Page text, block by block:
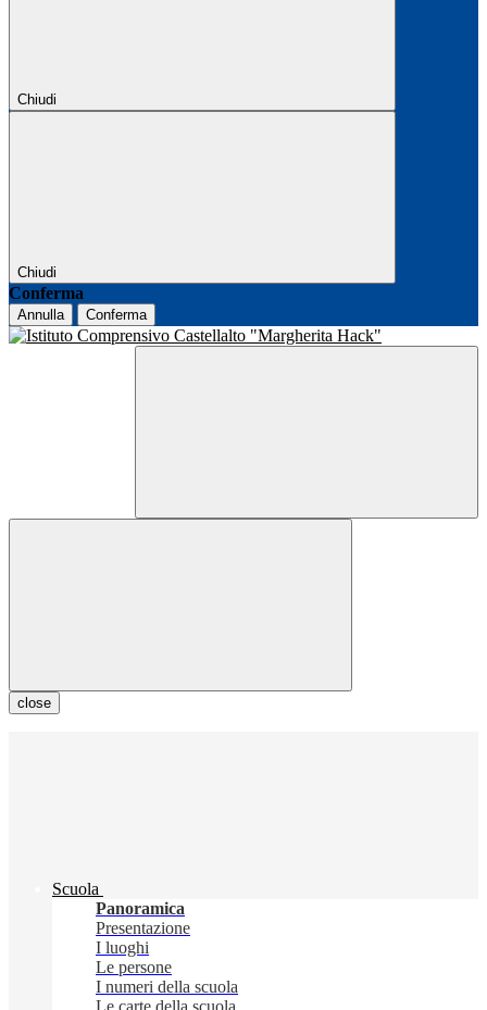
Chiudi
Chiudi
Conferma
Annulla Conferma
close
Scuola
Panoramica
Presentazione
I luoghi
Le persone
I numeri della scuola